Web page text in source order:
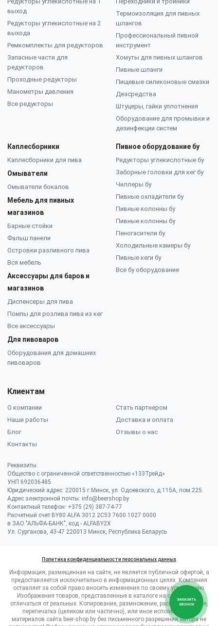
выход
Редукторы углекислотные на 2
выхода
Ремкомплекты для редукторов
Запасные части для
редукторов
Проходные редукторы
Манометры давления
Все редукторы
Термоизоляция для пивных
шлангов
Профессиональный пивной
инструмент
Хомуты для пивных шлангов
Пивные шланги
Пищевые силиконовые смазки
Дезсредства
Штуцеры, гайки уплотнения
Оборудование для промывки и
дезинфекции систем
Каплесборники
Каплесборники для пива
Омыватели
Омыватели бокалов
Мебель для пивных
магазинов
Барные стойки
Фальш панели
Островки разливного пива
Вся мебель
Аксессуары для баров и
магазинов
Диспенсеры для пива
Помпы для розлива пива из кег
Все аксессуары
Для пивоваров
Оборудования для домашних
пивоваров
Пивное оборудование бу
Редукторы углекислотные бу
Заборные головки для кег бу
Чиллеры бу
Пивные охладители бу
Пивные колонны бу
Пивные колонны бу
Пеногасители бу
Холодильные камеры бу
Пивные кеги бу
Все бу оборудование
Клиентам
О компании
Стать партнером
Наши работы
Доставка и оплата
Блог
Отзывы о нас
Контакты
Реквизиты:
Общество с ограниченной ответственностью «133Трейд»
УНП 692036485​.
Юридический адрес: 220015 г.Минск, ул. Одоевского, д.115А, пом.225.
Адрес электронной почты: info@beershop.by
Контактный телефон: +375 (29) 387-74-77
Расчетный счет BY80 ALFA 3012 2C53 7600 1027 0000
в ЗАО "АЛЬФА-БАНК", код - ALFABY2X
Ул. Сурганова, 43-47 220013 Минск, Республика Беларусь
Политика конфиденциальности персональных данных
Информация, размещенная на сайте, не является публичной офертой, а
предоставляется исключительно в информационных целях. Компания
оставляет за собой право вносить изменения по своему усмотрению.
Изображения товаров, представленные в каталоге на сайте, могут
отличаться от реальных. Копирование, размножение, распространение,
перепечатка (целиком или частично), или иное использование
материалов сайта beer-shop.by без письменного разрешения автора не
ЗАКАЗАТЬ
ЗВОНОК